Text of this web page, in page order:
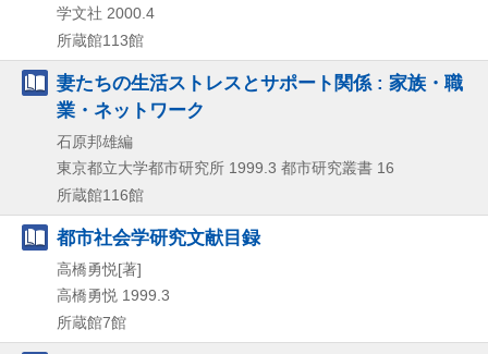
学文社 2000.4
所蔵館113館
妻たちの生活ストレスとサポート関係 : 家族・職
業・ネットワーク
石原邦雄編
東京都立大学都市研究所 1999.3 都市研究叢書 16
所蔵館116館
都市社会学研究文献目録
高橋勇悦[著]
高橋勇悦 1999.3
所蔵館7館